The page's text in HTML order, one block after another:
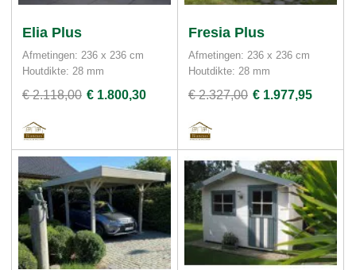
Elia Plus
Afmetingen: 236 x 236 cm
Houtdikte: 28 mm
€ 2.118,00 € 1.800,30
Fresia Plus
Afmetingen: 236 x 236 cm
Houtdikte: 28 mm
€ 2.327,00 € 1.977,95